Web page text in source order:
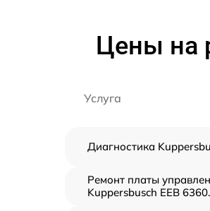
Цены на
Услуга
Диагностика
Ремонт платы
Kuppersbusch EEB